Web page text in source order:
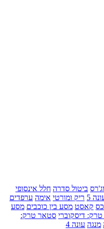
ביטול סדרה חלל אינסופי
5 ריק ומורטי אימה ערפדים
קאסט מסע בין כוכבים מסע
דיסקוברי סטאר טרק:
מנגה עונה 4